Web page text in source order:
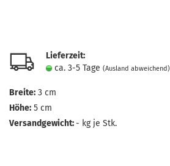
Lieferzeit:
ca. 3-5 Tage (Ausland abweichend)
Breite: 3 cm
Höhe: 5 cm
Versandgewicht:- kg je Stk.